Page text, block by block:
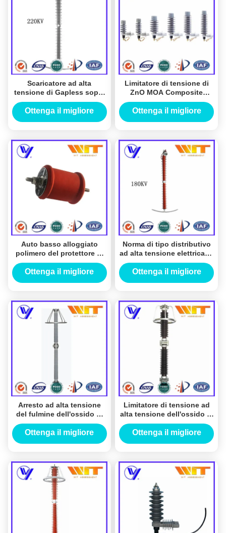
Scaricatore ad alta
tensione di Gapless sopra
protezione di tensione per
la stazione
Ottenga il migliore
Limitatore di tensione di
ZnO MOA Composite
Housing High Voltage in
sottostazione all'aperto
Ottenga il migliore
Auto basso alloggiato
polimero del protettore di
onda di tensione che
corrisponde
Ottenga il migliore
Norma di tipo distributivo
ad alta tensione elettrica di
IEC del limitatore di
tensione
Ottenga il migliore
Arresto ad alta tensione
del fulmine dell'ossido di
metallo della sottostazione
dell'attrezzatura, relé di
massima di alta tensione
Ottenga il migliore
Limitatore di tensione ad
alta tensione dell'ossido di
metallo 220KV 10KA con
l'anello di classificazione
Ottenga il migliore